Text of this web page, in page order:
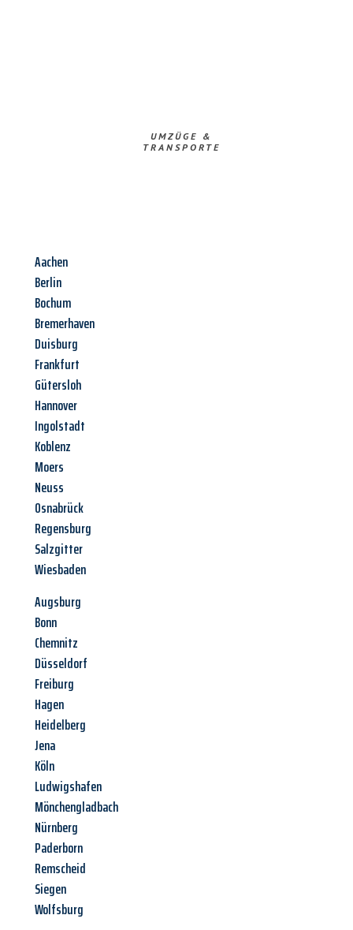
UMZÜGE &
TRANSPORTE
Aachen
Berlin
Bochum
Bremerhaven
Duisburg
Frankfurt
Gütersloh
Hannover
Ingolstadt
Koblenz
Moers
Neuss
Osnabrück
Regensburg
Salzgitter
Wiesbaden
Augsburg
Bonn
Chemnitz
Düsseldorf
Freiburg
Hagen
Heidelberg
Jena
Köln
Ludwigshafen
Mönchengladbach
Nürnberg
Paderborn
Remscheid
Siegen
Wolfsburg